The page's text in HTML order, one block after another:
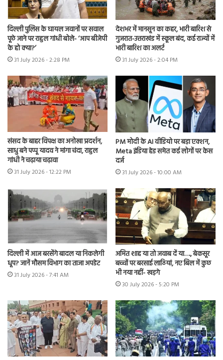
दिल्ली पुलिस के घायल जवानों पर सवाल
पूछे जाने पर राहुल गांधी बोले- ‘आप बीजेपी
के हो क्या?’
31 July 2026 - 2:28 PM
देशभर में मानसून का कहर, भारी बारिश से
गुजरात-उत्तराखंड में स्कूल बंद, कई राज्यों में
भारी बारिश का अलर्ट
31 July 2026 - 2:04 PM
संसद के बाहर विपक्ष का अनोखा प्रदर्शन,
साधु बने पप्पू यादव ने मांगा चंदा, राहुल
गांधी ने चढ़ाया चढ़ावा
31 July 2026 - 12:22 PM
PM मोदी के AI वीडियो पर बड़ा एक्शन,
Meta इंडिया हेड समेत कई लोगों पर केस
दर्ज
31 July 2026 - 10:00 AM
दिल्ली में आज बरसेंगे बादल या निकलेगी
धूप? जानें मौसम विभाग का ताजा अपडेट
31 July 2026 - 7:41 AM
अमित शाह या तो जवाब दें या…., बेकसूर
बच्चों पर बरसाई लाठियां, नए बिल में कुछ
भी नया नहीं- खड़गे
30 July 2026 - 5:20 PM